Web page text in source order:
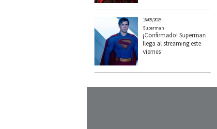
16/09/2025
Superman
¡Confirmado! Superman
llega al streaming este
viernes